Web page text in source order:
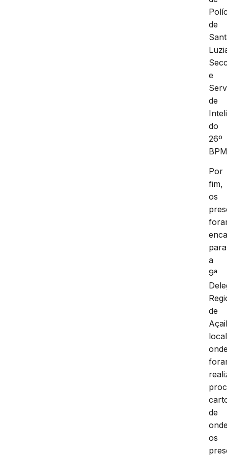
de
e
de
do
26º
Por
fim,
os
para
a
9ª
de
local
de
os